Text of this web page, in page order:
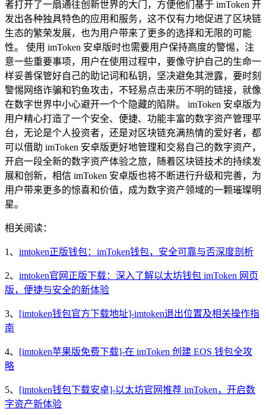
者打开了一扇通往创新世界的大门，方便他们基于 imToken 开
发出各种独具特色的应用和服务，这不仅有力地促进了区块链
生态的繁荣发展，也为用户带来了更多的选择和无限的可能
性。 使用 imToken 安卓版时也需要用户保持高度的警惕，注
意一些重要事项，用户在使用过程中，要像守护自己的生命一
样妥善保管好自己的助记词和私钥，坚决避免其泄露，要时刻
警惕网络诈骗和钓鱼攻击，不轻易点击来历不明的链接，就像
在数字世界中小心避开一个个隐藏的陷阱。 imToken 安卓版为
用户精心打造了一个安全、便捷、功能丰富的数字资产管理平
台，无论是个人投资者，还是对区块链充满热情的爱好者，都
可以借助 imToken 安卓版更好地管理和交易自己的数字资产，
开启一段全新的数字资产体验之旅，随着区块链技术的持续发
展和创新，相信 imToken 安卓版也将不断进行升级和完善，为
用户带来更多的惊喜和价值，成为数字资产领域的一颗璀璨明
星。
相关阅读：
1、 imtoken正版钱包：imToken钱包，安全可靠与否深度剖析
2、 imtoken官网正版下载：深入了解以太坊钱包 imToken 网页
版，便捷与安全的新体验
3、 [imtoken钱包官方下载地址]-imtoken退出位置及相关操作指
南
4、 [imtoken苹果版免费下载]-在 imToken 创建 EOS 钱包全攻
略
5、 [imtoken钱包下载安卓]-以太坊官网推荐 imToken，开启数
字资产新体验